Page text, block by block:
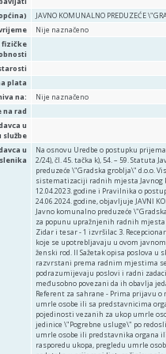
JAVNO KOMUNALNO PREDUZEĆE
Nije naznačeno
fizičke
plata
na:
Nije naznačeno
na rad
u
službe
u
Na osnovu Uredbe o postupku prijema u radni odnos u javnom sektoru u Zeničko-dobojskom kantonu (\"Sl. novine ZDK\", broj: 2/24), čl. 45. tačka k), 54. – 59. Statuta Javnog komunalnog preduzeća \"Gradska groblja\" d.o.o. Visoko, Javno komunalno preduzeće \"Gradska groblja\" d.o.o. Visoko („Sl. glasnik Grada Visoko“, broj: 10/22), Pravilnika o organizaciji rada i sistematizaciji radnih mjesta Javnog komunalnog preduzeća \"Gradska groblja\" d.o.o. Visoko broj: 100-0740-01/2023 od 12.04.2023. godine i Pravilnika o postupku prijema u radni odnos u JKP „Gradska groblja“ d.o.o. Visoko broj: 100-1169-01-01/24 od 24.06.2024. godine, objavljuje JAVNI KONKURS za popunu upražnjenih radnih mjesta u JKP \"Gradska groblja\" d.o.o. Visoko I Javno komunalno preduzeće \"Gradska groblja\" d.o.o. Visoko, ulica Mule Hodžića br. 108., 71300 Visoko raspisuje Javni konkurs za popunu upražnjenih radnih mjesta na određeno vrijeme – 12 mjeseci. RADNA MJESTA: 1. Referent za sahrane – 1 izvršilac 2. Zidar i tesar - 1 izvršilac 3. Recepcionar – 1 izvršilac 4. Radnik za jednostavne poslove drugdje nerazvrstan – 5 izvršilaca Izrazi koje se upotrebljavaju u ovom javnom konkursu, a imaju rodno značenje koriste se neutralno i odnose se jednako na muški i ženski rod. II Sažetak opisa poslova u skladu sa Pravilnikom o organizaciji rada i sistematizaciji radnih mjesta: Poslovi razvrstani prema radnim mjestima se definišu kao skup radnih zadataka koje izvršava jedna osoba, odnosno pod kojim se podrazumijevaju poslovi i radni zadaci koji su svojim sadržajem i vrstom, organizacijski i tehnološki toliko srodni i međusobno povezani da ih obavlja jedan radnik, koji posjeduje odgovarajuće znanje, sposobnosti i vještine. OPIS POSLOVA 1. Referent za sahrane - Prima prijavu o nastupanju činjenice smrti, - neposredno ostvaruje kontakt sa članovima porodice umrle osobe ili sa predstavnicima organa ili organizacija koji su izvršili prijavu nastupanja činjenice smrti radi dogovora pojedinosti vezanih za ukop umrle osobe, - vrši uredno i blagovremeno upisivanje svih podataka u propisane obrasce radne jedinice \"Pogrebne usluge\" po redoslijedu utvrđenom u internim procedurama (podaci o umrloj osobi, članovima porodice umrle osobe ili predstavnika organa ili organizacija koji si izvršili prijavu nastupanja činjenice smrti, podaci o terminu i rasporedu ukopa, pregledu umrle osobe od strane ljekara-mrtvozornika, vremenu i mjestu prevoza umrle osobe, upisivanje podataka u prijemni list, sačinjavanje zapisnika o prijemu i zapisnika o predaji stvari umrle osobe i sl.), - organizuje sve potrebne pripreme za ukop umrle osobe (organizuje utvrđivanje vremena i uzroka smrti od strane ljekara-mrtvozornika radi izdavanja potvrde o smrti i dozvole za ukop, u saradnji sa nadležnim radnikom određuje lokaciju grobnog mjesta, utvrđuje potrebu za rezervacijom grobnog mjesta za članove porodice umrle osobe,